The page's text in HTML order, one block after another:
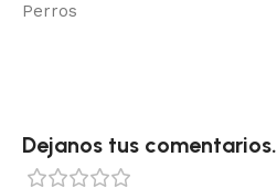
Perros
Dejanos tus comentarios.